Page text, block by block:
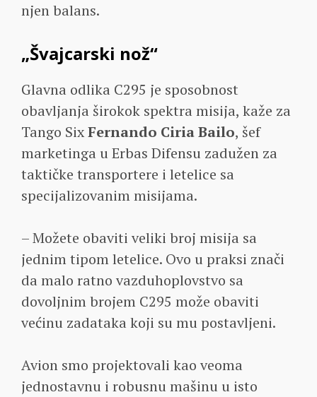
njen balans.
„Švajcarski nož“
Glavna odlika C295 je sposobnost
obavljanja širokok spektra misija, kaže za
Tango SixFernando Ciria Bailo, šef
marketinga u Erbas Difensu zadužen za
taktičke transportere i letelice sa
specijalizovanim misijama.
– Možete obaviti veliki broj misija sa
jednim tipom letelice. Ovo u praksi znači
da malo ratno vazduhoplovstvo sa
dovoljnim brojem C295 može obaviti
većinu zadataka koji su mu postavljeni.
Avion smo projektovali kao veoma
jednostavnu i robusnu mašinu u isto